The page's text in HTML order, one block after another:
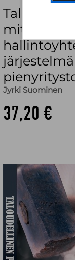
miten
Jyrki Suominen
37,20 €